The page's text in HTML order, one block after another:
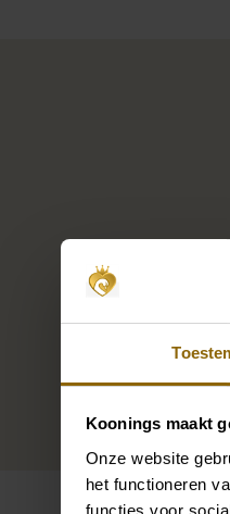
Koonings maakt
Onze website
het functioneren
functies voor